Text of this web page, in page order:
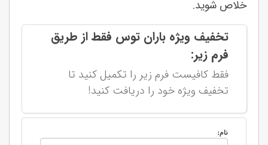
خلاص شوید.
تخفیف ویژه باران توس فقط از طریق
فرم زیر:
فقط کافیست فرم زیر را تکمیل کنید تا
تخفیف ویژه خود را دریافت کنید!
نام: